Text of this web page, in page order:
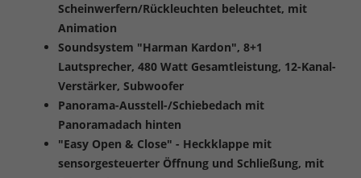
Scheinwerfern/Rückleuchten beleuchtet, mit
Animation
Soundsystem "Harman Kardon", 8+1
Lautsprecher, 480 Watt Gesamtleistung, 12-Kanal-
Verstärker, Subwoofer
Panorama-Ausstell-/Schiebedach mit
Panoramadach hinten
"Easy Open & Close" - Heckklappe mit
sensorgesteuerter Öffnung und Schließung, mit